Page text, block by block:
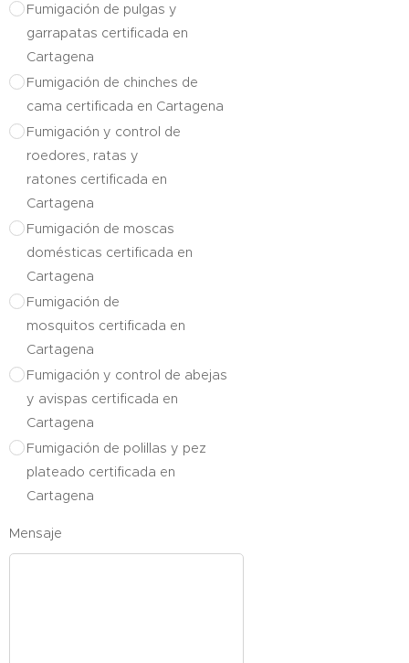
Fumigación de pulgas y
garrapatas certificada en
Cartagena
Fumigación de chinches de
cama certificada en Cartagena
Fumigación y control de
roedores, ratas y
ratones certificada en
Cartagena
Fumigación de moscas
domésticas certificada en
Cartagena
Fumigación de
mosquitos certificada en
Cartagena
Fumigación y control de abejas
y avispas certificada en
Cartagena
Fumigación de polillas y pez
plateado certificada en
Cartagena
Mensaje